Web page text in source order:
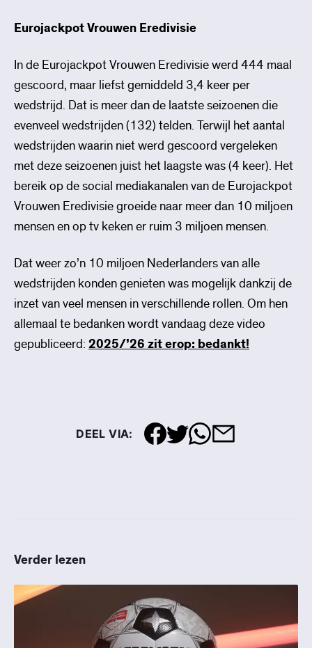
Eurojackpot Vrouwen Eredivisie
In de Eurojackpot Vrouwen Eredivisie werd 444 maal
gescoord, maar liefst gemiddeld 3,4 keer per
wedstrijd. Dat is meer dan de laatste seizoenen die
evenveel wedstrijden (132) telden. Terwijl het aantal
wedstrijden waarin niet werd gescoord vergeleken
met deze seizoenen juist het laagste was (4 keer). Het
bereik op de social mediakanalen van de Eurojackpot
Vrouwen Eredivisie groeide naar meer dan 10 miljoen
mensen en op tv keken er ruim 3 miljoen mensen.
Dat weer zo’n 10 miljoen Nederlanders van alle
wedstrijden konden genieten was mogelijk dankzij de
inzet van veel mensen in verschillende rollen. Om hen
allemaal te bedanken wordt vandaag deze video
gepubliceerd: 2025/’26 zit erop: bedankt!
DEEL VIA:
Verder lezen